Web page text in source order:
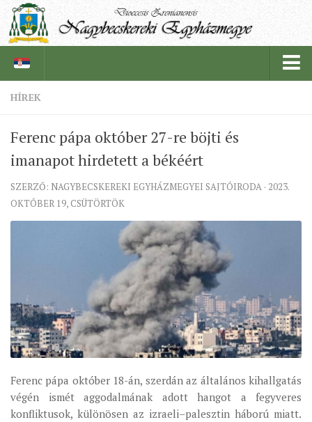
PÜSPÖK
TÖRTÉNELEM
EGYHÁZI INTÉZMÉNYEINK
IN MEMORIAM
PLÉBÁNIÁK
ÉSZAKI ESPERESSÉG
KÖZPONTI ESPERESSÉG
DÉLI ESPERESSÉG
ARCHÍVUM
HÍREK
Ferenc pápa október 27-re böjti és
imanapot hirdetett a békéért
SZERZŐ: NAGYBECSKEREKI EGYHÁZMEGYEI SAJTÓIRODA · 2023.
OKTÓBER 19, CSÜTÖRTÖK
Ferenc pápa október 18-án, szerdán az általános kihallgatás
végén ismét aggodalmának adott hangot a fegyveres
konfliktusok, különösen az izraeli–palesztin háború miatt.